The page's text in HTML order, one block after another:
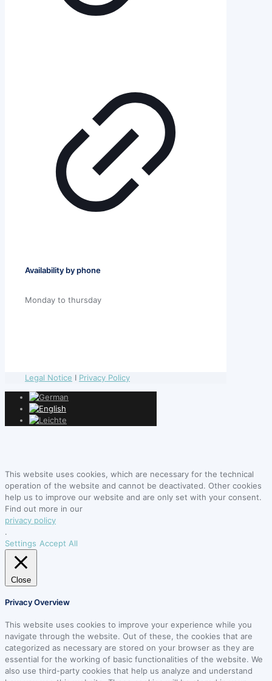
Availability by phone
Monday to thursday
Legal Notice I Privacy Policy
This website uses cookies, which are necessary for the technical
operation of the website and cannot be deactivated. Other cookies
help us to improve our website and are only set with your consent.
Find out more in our
privacy policy
.
Settings Accept All
Close
Privacy Overview
This website uses cookies to improve your experience while you
navigate through the website. Out of these, the cookies that are
categorized as necessary are stored on your browser as they are
essential for the working of basic functionalities of the website. We
also use third-party cookies that help us analyze and understand